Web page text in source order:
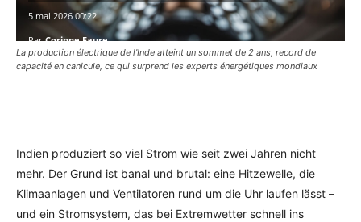
La production électrique de l'Inde atteint un sommet de 2 ans, record de
capacité en canicule, ce qui surprend les experts énergétiques mondiaux
5 mai 2026 00:22
Par Corinne Faure
Indien produziert so viel Strom wie seit zwei Jahren nicht
mehr. Der Grund ist banal und brutal: eine Hitzewelle, die
Klimaanlagen und Ventilatoren rund um die Uhr laufen lässt –
und ein Stromsystem, das bei Extremwetter schnell ins